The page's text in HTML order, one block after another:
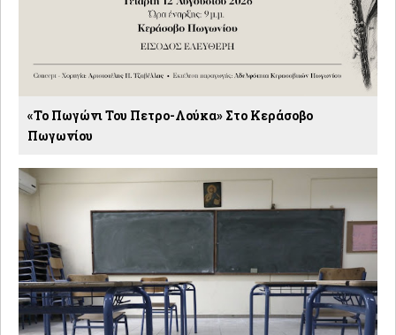
«Το Πωγώνι Του Πετρο-Λούκα» Στο Κεράσοβο
Πωγωνίου